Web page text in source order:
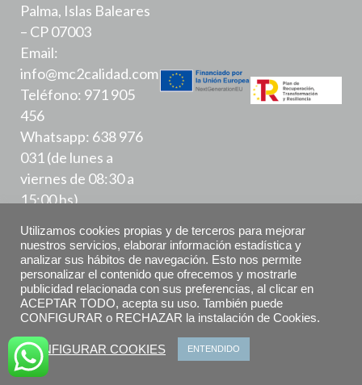
Palma, Islas Baleares
– CP 07003
Email:
info@mc2calidad.com
Teléfono: 971 905
456
Whatsapp: 638 976
031 (de lunes a
viernes de 08:30 a
15:00 hs)
Política de Privacidad
Aviso Legal
Utilizamos cookies propias y de terceros para mejorar
nuestros servicios, elaborar información estadística y
analizar sus hábitos de navegación. Esto nos permite
personalizar el contenido que ofrecemos y mostrarle
publicidad relacionada con sus preferencias, al clicar en
ACEPTAR TODO, acepta su uso. También puede
CONFIGURAR o RECHAZAR la instalación de Cookies.
CONFIGURAR COOKIES ENTENDIDO